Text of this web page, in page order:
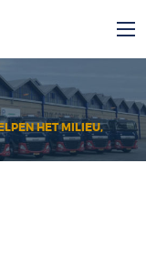
HET MILIEU,